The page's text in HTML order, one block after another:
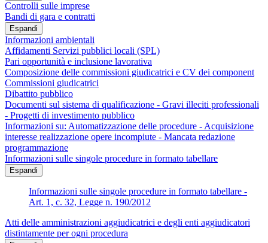
Controlli sulle imprese
Bandi di gara e contratti
Espandi
Informazioni ambientali
Affidamenti Servizi pubblici locali (SPL)
Pari opportunità e inclusione lavorativa
Composizione delle commissioni giudicatrici e CV dei component
Commissioni giudicatrici
Dibattito pubblico
Documenti sul sistema di qualificazione - Gravi illeciti professionali
- Progetti di investimento pubblico
Informazioni su: Automatizzazione delle procedure - Acquisizione
interesse realizzazione opere incompiute - Mancata redazione
programmazione
Informazioni sulle singole procedure in formato tabellare
Espandi
Informazioni sulle singole procedure in formato tabellare -
Art. 1, c. 32, Legge n. 190/2012
Atti delle amministrazioni aggiudicatrici e degli enti aggiudicatori
distintamente per ogni procedura